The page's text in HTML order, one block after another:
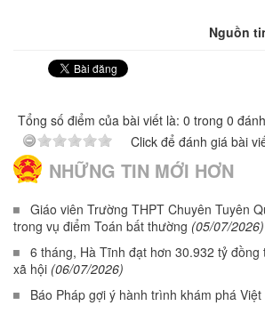
Nguồn
Tổng số điểm của bài viết là: 0 trong 0
Click để đánh giá bài
NHỮNG TIN MỚI HƠN
Giáo viên Trường THPT Chuyên Tuyên
trong vụ điểm Toán bất thường (05/07/2026)
6 tháng, Hà Tĩnh đạt hơn 30.932 tỷ
xã hội (06/07/2026)
Báo Pháp gợi ý hành trình khám phá Việt